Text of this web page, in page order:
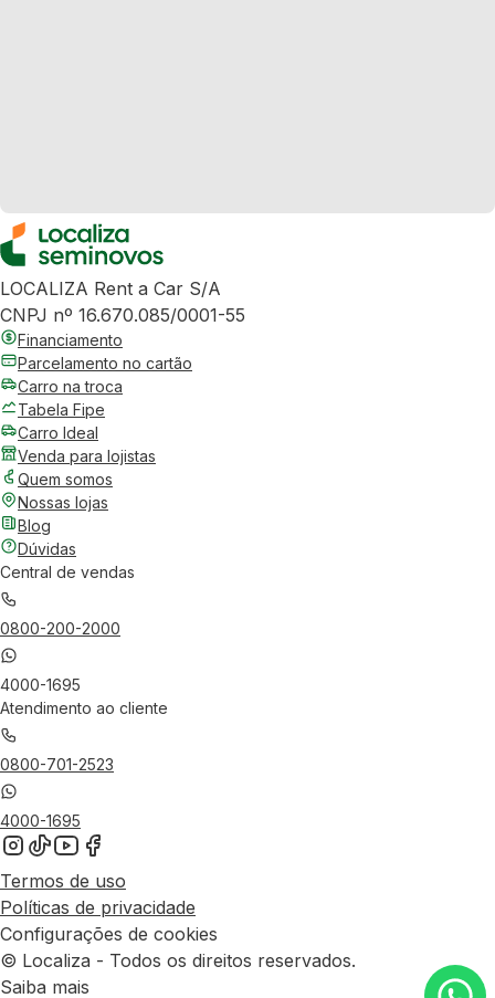
LOCALIZA Rent a Car S/A
CNPJ nº 16.670.085/0001-55
Financiamento
Parcelamento no cartão
Carro na troca
Tabela Fipe
Carro Ideal
Venda para lojistas
Quem somos
Nossas lojas
Blog
Dúvidas
Central de vendas
0800-200-2000
4000-1695
Atendimento ao cliente
0800-701-2523
4000-1695
Termos de uso
Políticas de privacidade
Configurações de cookies
© Localiza - Todos os direitos reservados.
Saiba mais